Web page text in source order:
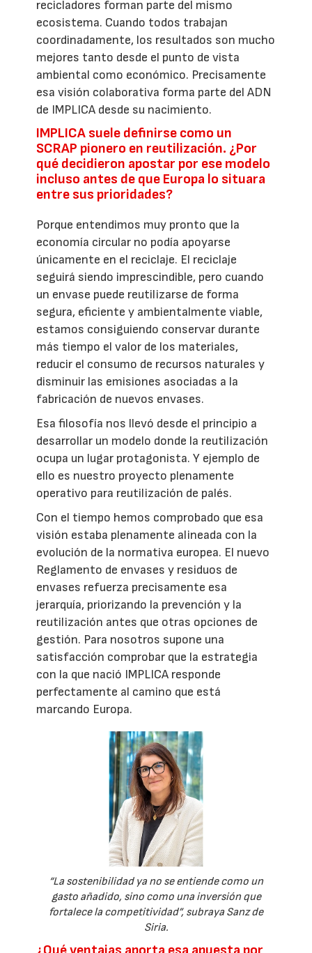
recicladores forman parte del mismo
ecosistema. Cuando todos trabajan
coordinadamente, los resultados son mucho
mejores tanto desde el punto de vista
ambiental como económico. Precisamente
esa visión colaborativa forma parte del ADN
de IMPLICA desde su nacimiento.
IMPLICA suele definirse como un
SCRAP pionero en reutilización. ¿Por
qué decidieron apostar por ese modelo
incluso antes de que Europa lo situara
entre sus prioridades?
Porque entendimos muy pronto que la
economía circular no podía apoyarse
únicamente en el reciclaje. El reciclaje
seguirá siendo imprescindible, pero cuando
un envase puede reutilizarse de forma
segura, eficiente y ambientalmente viable,
estamos consiguiendo conservar durante
más tiempo el valor de los materiales,
reducir el consumo de recursos naturales y
disminuir las emisiones asociadas a la
fabricación de nuevos envases.
Esa filosofía nos llevó desde el principio a
desarrollar un modelo donde la reutilización
ocupa un lugar protagonista. Y ejemplo de
ello es nuestro proyecto plenamente
operativo para reutilización de palés.
Con el tiempo hemos comprobado que esa
visión estaba plenamente alineada con la
evolución de la normativa europea. El nuevo
Reglamento de envases y residuos de
envases refuerza precisamente esa
jerarquía, priorizando la prevención y la
reutilización antes que otras opciones de
gestión. Para nosotros supone una
satisfacción comprobar que la estrategia
con la que nació IMPLICA responde
perfectamente al camino que está
marcando Europa.
“La sostenibilidad ya no se entiende como un
gasto añadido, sino como una inversión que
fortalece la competitividad”, subraya Sanz de
Siria.